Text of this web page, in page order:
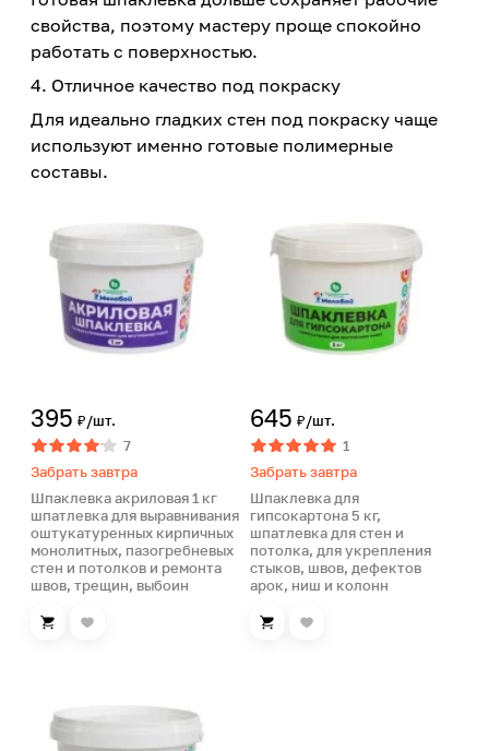
свойства, поэтому мастеру проще спокойно
работать с поверхностью.
4. Отличное качество под покраску
Для идеально гладких стен под покраску чаще
используют именно готовые полимерные
составы.
395 ₽/шт.
7
Забрать завтра
Шпаклевка акриловая 1 кг
шпатлевка для выравнивания
оштукатуренных кирпичных
монолитных, пазогребневых
стен и потолков и ремонта
швов, трещин, выбоин
645 ₽/шт.
1
Забрать завтра
Шпаклевка для
гипсокартона 5 кг,
шпатлевка для стен и
потолка, для укрепления
стыков, швов, дефектов
арок, ниш и колонн